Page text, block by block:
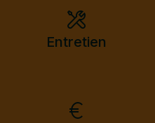
Entretien